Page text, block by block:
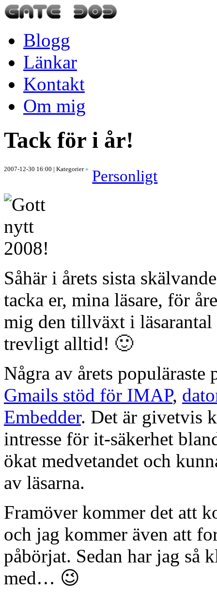
Blogg
Länkar
Kontakt
Om mig
Tack för i år!
2007-12-30 16:00 | Kategorier» Personligt
Såhär i årets sista
tacka er, mina läsare, för
mig den tillväxt i läsarantal
trevligt alltid! 🙂
Några av årets populäraste
Gmails stöd för IMAP,
Embedder. Det är givetvis
intresse för it-säkerhet
ökat medvetandet och
av läsarna.
Framöver kommer det att
och jag kommer även att
påbörjat. Sedan har jag så
med… 😉